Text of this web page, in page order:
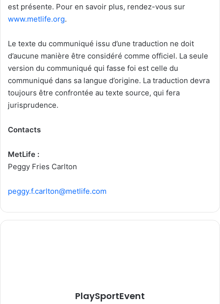
est présente. Pour en savoir plus, rendez-vous sur
www.metlife.org.
Le texte du communiqué issu d’une traduction ne doit
d’aucune manière être considéré comme officiel. La seule
version du communiqué qui fasse foi est celle du
communiqué dans sa langue d’origine. La traduction devra
toujours être confrontée au texte source, qui fera
jurisprudence.
Contacts
MetLife :
Peggy Fries Carlton
peggy.f.carlton@metlife.com
PlaySportEvent